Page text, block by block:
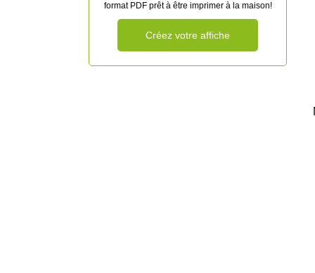
format PDF prêt à être imprimer à la maison!
Créez votre affiche